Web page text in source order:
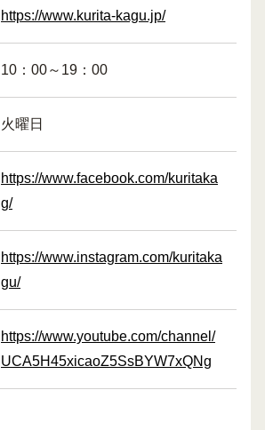
https://www.kurita-kagu.jp/
10：00～19：00
火曜日
https://www.facebook.com/kuritaka
g/
https://www.instagram.com/kuritaka
gu/
https://www.youtube.com/channel/
UCA5H45xicaoZ5SsBYW7xQNg